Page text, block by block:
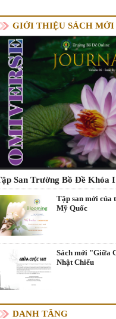
GIỚI THIỆU SÁCH MỚI
San Trường Bồ Đề Khóa
Tập san mới của
Mỹ Quốc
Sách mới "Giữa
Nhật Chiếu
DANH TĂNG